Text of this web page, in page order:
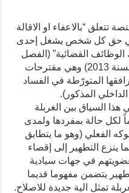
تتعلق “بالاعفاء او الاقالة
في حق كل شخص يشغل إحدى
الوظائف القضائية” (الفصل
43 من القانون الاساسي عدد 53 لسنة 2013) وهي مقترحات
المتورّطة في الفساد
السياق بين الغربلة
لكل حالة بمفردها ولمدى
الفعلي (وهو ما يتطابق
التطهير إلى إقصاء
في جهات سيادية
يتضمن مفهوما قديما
تمثل الية جديدة للاصلاح.